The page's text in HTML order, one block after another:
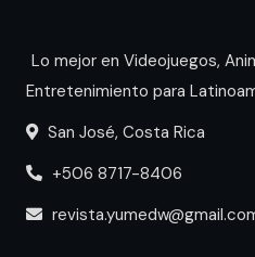
Lo mejor en Videojuegos,
Entretenimiento para
San José, Costa Rica
+506 8717-8406